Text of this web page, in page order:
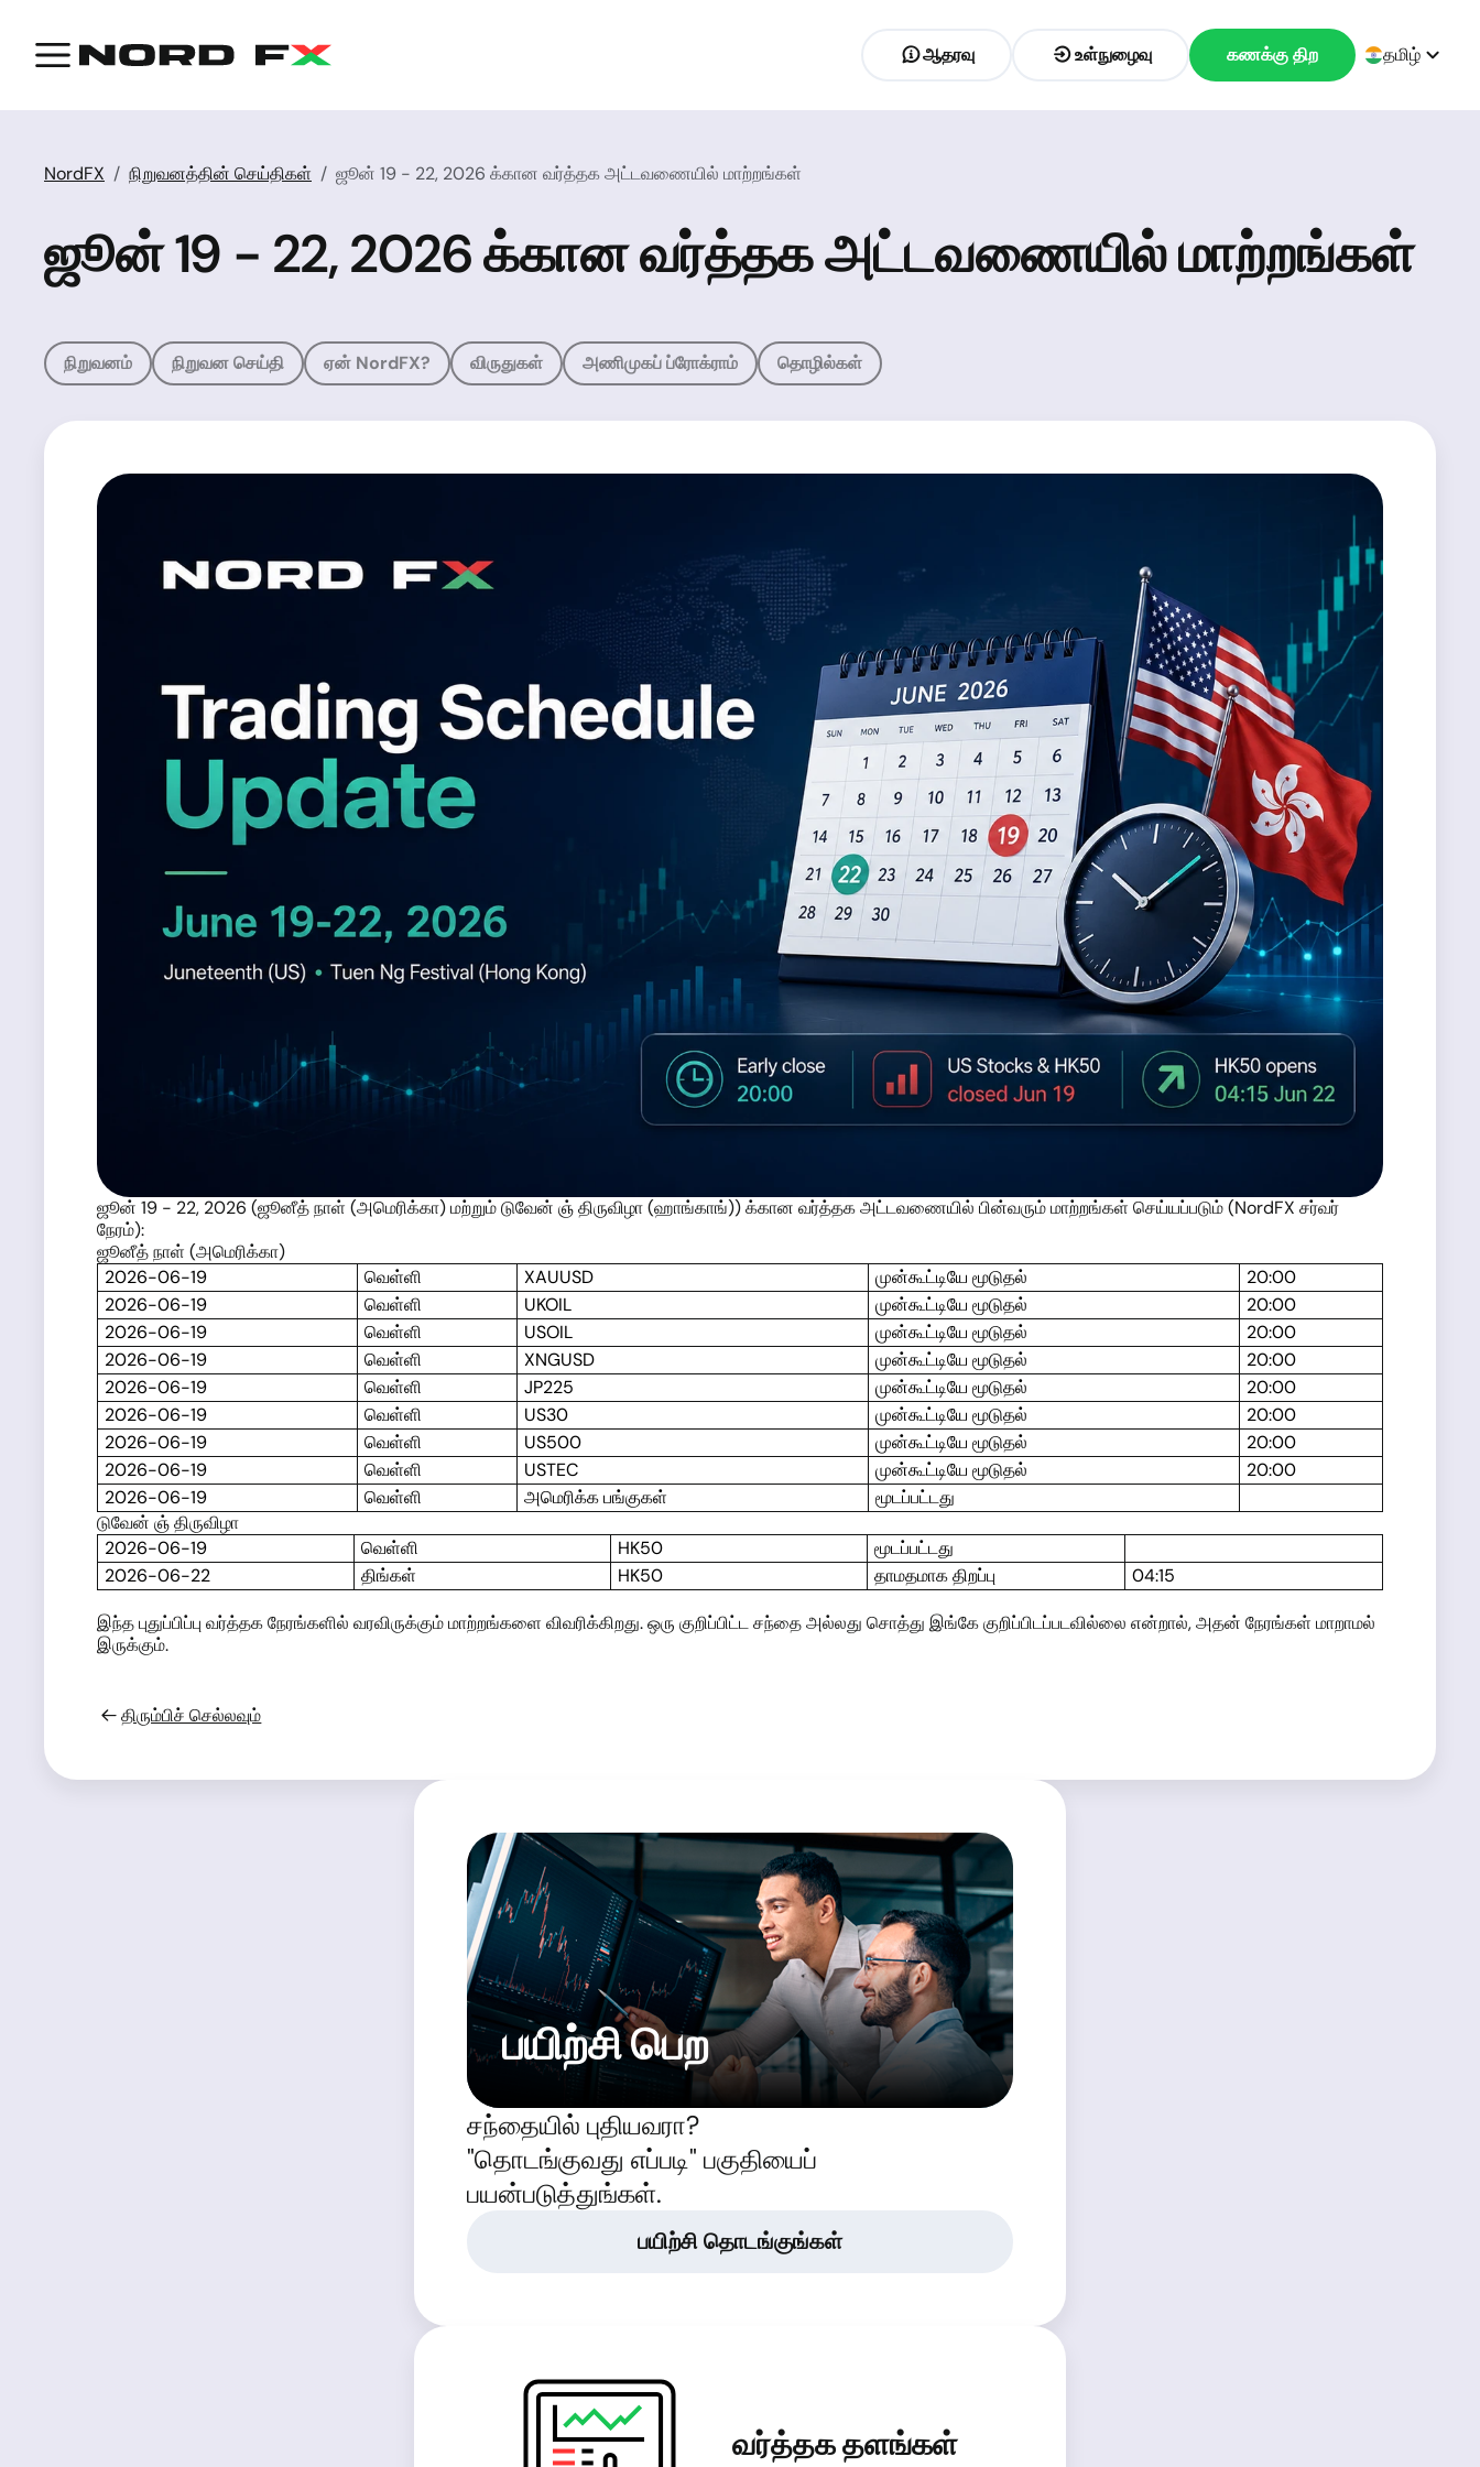
ஆதரவு உள்நுழைவு கணக்கு திற தமிழ்
NordFX நிறுவனத்தின் செய்திகள் ஜூன் 19 - 22, 2026 க்கான வர்த்தக அட்டவணையில் மாற்றங்கள்
ஜூன் 19 - 22, 2026 க்கான வர்த்தக அட்டவணையில் மாற்றங்கள்
நிறுவனம் நிறுவன செய்தி ஏன் NordFX? விருதுகள் அணிமுகப் ப்ரோக்ராம் தொழில்கள்
ஜூன் 19 - 22, 2026 (ஜூனீத் நாள் (அமெரிக்கா) மற்றும் டுவேன் ஞ் திருவிழா (ஹாங்காங்)) க்கான வர்த்தக அட்டவணையில் பின்வரும் மாற்றங்கள் செய்யப்படும் (NordFX சர்வர்
நேரம்):
ஜூனீத் நாள் (அமெரிக்கா)
2026-06-19
வெள்ளி XAUUSD முன்கூட்டியே மூடுதல்
20:00
2026-06-19
வெள்ளி UKOIL முன்கூட்டியே மூடுதல்
20:00
2026-06-19
வெள்ளி USOIL முன்கூட்டியே மூடுதல்
20:00
2026-06-19
வெள்ளி XNGUSD முன்கூட்டியே மூடுதல்
20:00
2026-06-19
வெள்ளி JP225 முன்கூட்டியே மூடுதல்
20:00
2026-06-19
வெள்ளி US30 முன்கூட்டியே மூடுதல்
20:00
2026-06-19
வெள்ளி US500 முன்கூட்டியே மூடுதல்
20:00
2026-06-19
வெள்ளி USTEC முன்கூட்டியே மூடுதல்
20:00
2026-06-19
வெள்ளி அமெரிக்க பங்குகள்
மூடப்பட்டது
டுவேன் ஞ் திருவிழா
2026-06-19
வெள்ளி HK50
மூடப்பட்டது
2026-06-22
திங்கள் HK50 தாமதமாக திறப்பு 04:15
இந்த புதுப்பிப்பு வர்த்தக நேரங்களில் வரவிருக்கும் மாற்றங்களை விவரிக்கிறது. ஒரு குறிப்பிட்ட சந்தை அல்லது சொத்து இங்கே குறிப்பிடப்படவில்லை என்றால், அதன் நேரங்கள் மாறாமல்
இருக்கும்.
திரும்பிச் செல்லவும்
பயிற்சி பெற
சந்தையில் புதியவரா?
"தொடங்குவது எப்படி" பகுதியைப்
பயன்படுத்துங்கள்.
பயிற்சி தொடங்குங்கள்
வர்த்தக தளங்கள்